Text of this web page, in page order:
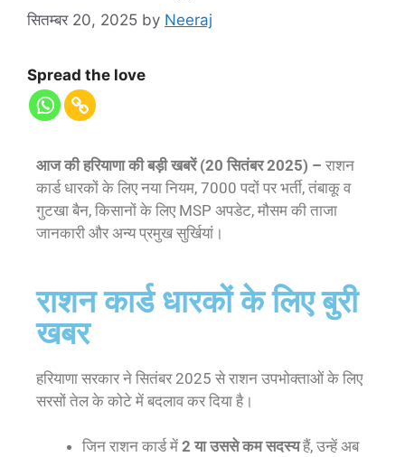
सितम्बर 20, 2025 by Neeraj
Spread the love
आज की हरियाणा की बड़ी खबरें (20 सितंबर 2025) – राशन
कार्ड धारकों के लिए नया नियम, 7000 पदों पर भर्ती, तंबाकू व
गुटखा बैन, किसानों के लिए MSP अपडेट, मौसम की ताजा
जानकारी और अन्य प्रमुख सुर्खियां।
राशन कार्ड धारकों के लिए बुरी
खबर
हरियाणा सरकार ने सितंबर 2025 से राशन उपभोक्ताओं के लिए
सरसों तेल के कोटे में बदलाव कर दिया है।
जिन राशन कार्ड में 2 या उससे कम सदस्यहैं, उन्हें अब